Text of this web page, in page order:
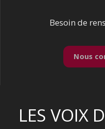
Besoin de
Nous
LES VOIX